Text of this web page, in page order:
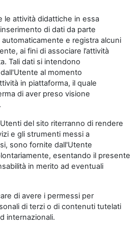
le attività didattiche in essa
di dati da parte
automaticamente e registra alcuni
ai fini di associare l’attività
Tali dati si intendono
al momento
in piattaforma, il quale
di aver preso visione
del sito riterranno di rendere
e gli strumenti messi a
sono fornite dall'Utente
esentando il presente
in merito ad eventuali
di avere i permessi per
di terzi o di contenuti tutelati
internazionali.